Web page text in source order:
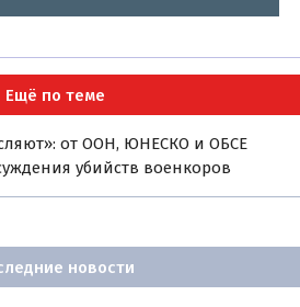
Ещё по теме
от ООН, ЮНЕСКО и ОБСЕ
убийств военкоров
новости